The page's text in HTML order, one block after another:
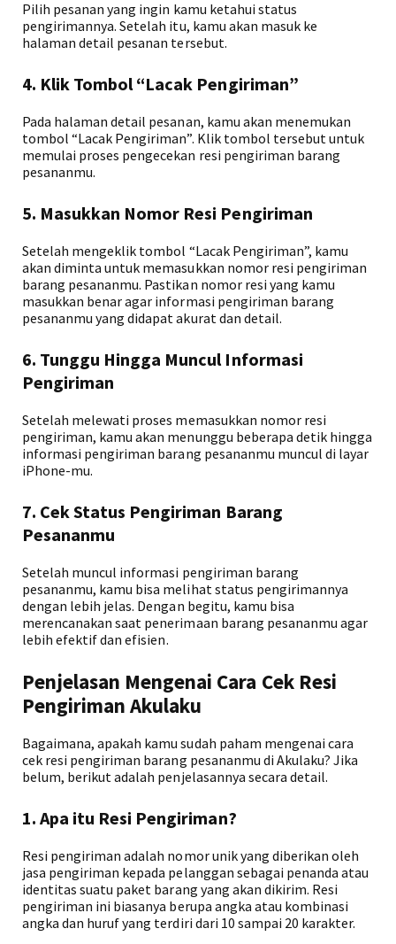
Pilih pesanan yang ingin kamu ketahui status
pengirimannya. Setelah itu, kamu akan masuk ke
halaman detail pesanan tersebut.
4. Klik Tombol “Lacak Pengiriman”
Pada halaman detail pesanan, kamu akan menemukan
tombol “Lacak Pengiriman”. Klik tombol tersebut untuk
memulai proses pengecekan resi pengiriman barang
pesananmu.
5. Masukkan Nomor Resi Pengiriman
Setelah mengeklik tombol “Lacak Pengiriman”, kamu
akan diminta untuk memasukkan nomor resi pengiriman
barang pesananmu. Pastikan nomor resi yang kamu
masukkan benar agar informasi pengiriman barang
pesananmu yang didapat akurat dan detail.
6. Tunggu Hingga Muncul Informasi
Pengiriman
Setelah melewati proses memasukkan nomor resi
pengiriman, kamu akan menunggu beberapa detik hingga
informasi pengiriman barang pesananmu muncul di layar
iPhone-mu.
7. Cek Status Pengiriman Barang
Pesananmu
Setelah muncul informasi pengiriman barang
pesananmu, kamu bisa melihat status pengirimannya
dengan lebih jelas. Dengan begitu, kamu bisa
merencanakan saat penerimaan barang pesananmu agar
lebih efektif dan efisien.
Penjelasan Mengenai Cara Cek Resi
Pengiriman Akulaku
Bagaimana, apakah kamu sudah paham mengenai cara
cek resi pengiriman barang pesananmu di Akulaku? Jika
belum, berikut adalah penjelasannya secara detail.
1. Apa itu Resi Pengiriman?
Resi pengiriman adalah nomor unik yang diberikan oleh
jasa pengiriman kepada pelanggan sebagai penanda atau
identitas suatu paket barang yang akan dikirim. Resi
pengiriman ini biasanya berupa angka atau kombinasi
angka dan huruf yang terdiri dari 10 sampai 20 karakter.